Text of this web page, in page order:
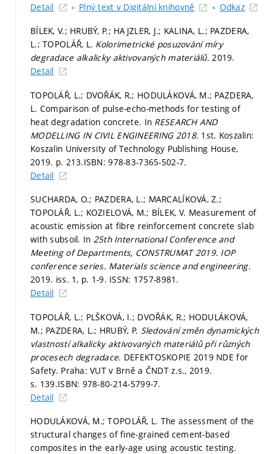
Detail
Plný text v Digitální knihovně Odkaz
BÍLEK, V.; HRUBÝ, P.; HAJZLER, J.; KALINA, L.; PAZDERA,
L.; TOPOLÁŘ, L. Kolorimetrické posuzování míry
degradace alkalicky aktivovaných materiálů.2019.
Detail
TOPOLÁŘ, L.; DVOŘÁK, R.; HODULÁKOVÁ, M.; PAZDERA,
L. Comparison of pulse-echo-methods for testing of
heat degradation concrete. In RESEARCH AND
MODELLING IN CIVIL ENGINEERING 2018. 1st. Koszalin:
Koszalin University of Technology Publishing House,
2019. p. 213.ISBN: 978-83-7365-502-7.
Detail
SUCHARDA, O.; PAZDERA, L.; MARCALÍKOVÁ, Z.;
TOPOLÁŘ, L.; KOZIELOVÁ, M.; BÍLEK, V. Measurement of
acoustic emission at fibre reinforcement concrete slab
with subsoil. In 25th International Conference and
Meeting of Departments, CONSTRUMAT 2019. IOP
conference series. Materials science and engineering.
2019. iss. 1, p. 1-9. ISSN: 1757-8981.
Detail
TOPOLÁŘ, L.; PLŠKOVÁ, I.; DVOŘÁK, R.; HODULÁKOVÁ,
M.; PAZDERA, L.; HRUBÝ, P. Sledování změn dynamických
vlastností alkalicky aktivovaných materiálů při různých
procesech degradace. DEFEKTOSKOPIE 2019 NDE for
Safety. Praha: VUT v Brně a ČNDT z.s., 2019.
s. 139.ISBN: 978-80-214-5799-7.
Detail
HODULÁKOVÁ, M.; TOPOLÁŘ, L. The assessment of the
structural changes of fine-grained cement-based
composites in the early-age using acoustic testing.